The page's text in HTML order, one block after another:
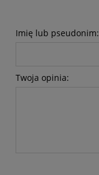
Imię lub pseudonim:
Twoja opinia: